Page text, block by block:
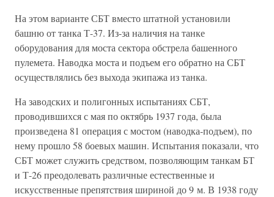
На этом варианте СБТ вместо штатной установили
башню от танка Т-37. Из-за наличия на танке
оборудования для моста сектора обстрела башенного
пулемета. Наводка моста и подъем его обратно на СБТ
осуществлялись без выхода экипажа из танка.
На заводских и полигонных испытаниях СБТ,
проводившихся с мая по октябрь 1937 года, была
произведена 81 операция с мостом (наводка-подъем), по
нему прошло 58 боевых машин. Испытания показали, что
СБТ может служить средством, позволяющим танкам БТ
и Т-26 преодолевать различные естественные и
искусственные препятствия шириной до 9 м. В 1938 году